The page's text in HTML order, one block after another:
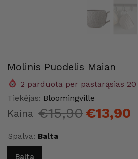
Molinis Puodelis Maian
2 parduota per pastarąsias 20
Tiekėjas: Bloomingville
Kaina €15,90€13,90
Spalva: Balta
Balta
Maison Home